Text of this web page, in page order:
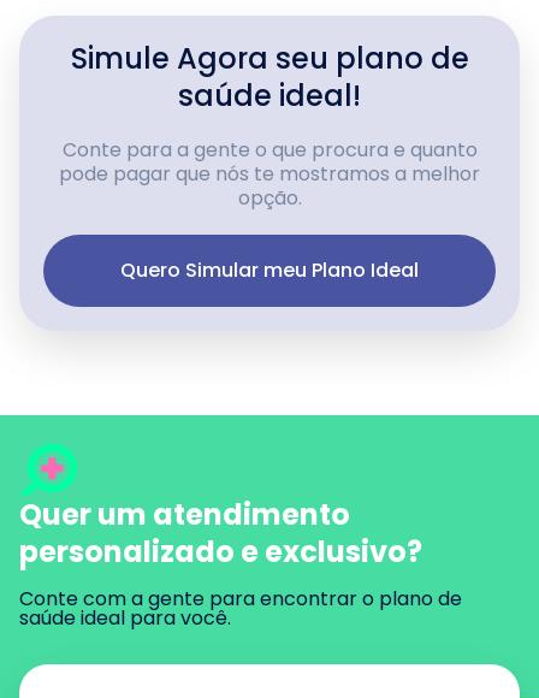
Simule Agora seu plano de
saúde ideal!
Conte para a gente o que procura e quanto
pode pagar que nós te mostramos a melhor
opção.
Quero Simular meu Plano Ideal
Quer um atendimento
personalizado e exclusivo?
Conte com a gente para encontrar o plano de
saúde ideal para você.